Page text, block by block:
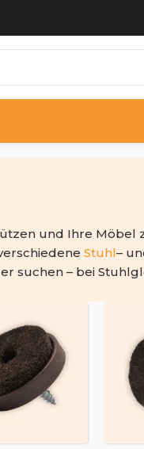
und Ihre Möbel
Stuhl–
suchen – bei